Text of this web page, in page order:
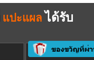
แปะแผล ได้รับ